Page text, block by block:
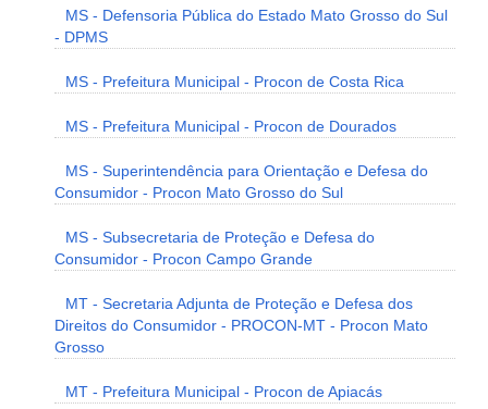
MS - Defensoria Pública do Estado Mato Grosso do Sul
- DPMS
MS - Prefeitura Municipal - Procon de Costa Rica
MS - Prefeitura Municipal - Procon de Dourados
MS - Superintendência para Orientação e Defesa do
Consumidor - Procon Mato Grosso do Sul
MS - Subsecretaria de Proteção e Defesa do
Consumidor - Procon Campo Grande
MT - Secretaria Adjunta de Proteção e Defesa dos
Direitos do Consumidor - PROCON-MT - Procon Mato
Grosso
MT - Prefeitura Municipal - Procon de Apiacás